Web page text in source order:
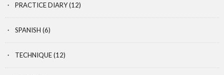
PRACTICE DIARY(12)
SPANISH (6)
TECHNIQUE(12)